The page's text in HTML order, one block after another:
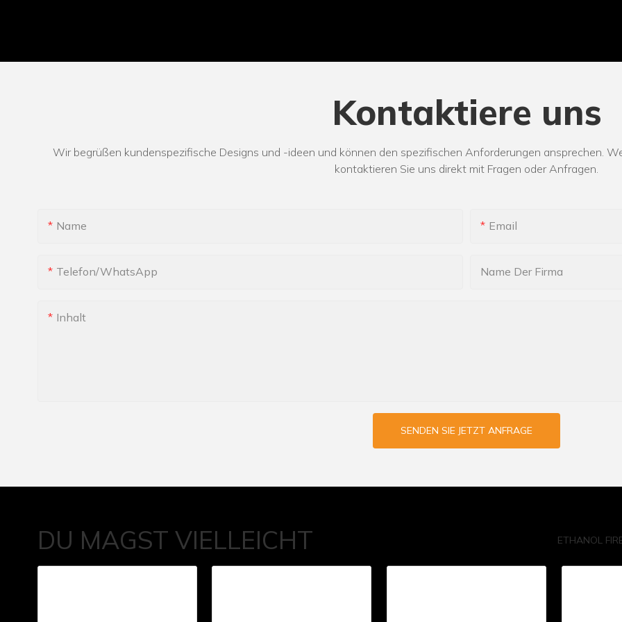
Kontaktiere uns
Wir begrüßen kundenspezifische Designs und -ideen und können den spezifischen Anforderungen ansprechen.
kontaktieren Sie uns direkt mit Fragen oder Anfragen.
Name Email
Telefon/WhatsApp Name Der Firma
Inhalt
SENDEN SIE JETZT ANFRAGE
DU MAGST VIELLEICHT ETHANOL